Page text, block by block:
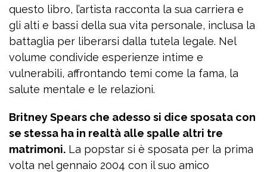
questo libro, l’artista racconta la sua carriera e
gli alti e bassi della sua vita personale, inclusa la
battaglia per liberarsi dalla tutela legale. Nel
volume condivide esperienze intime e
vulnerabili, affrontando temi come la fama, la
salute mentale e le relazioni.
Britney Spears che adesso si dice sposata con
se stessa ha in realtà alle spalle altri tre
matrimoni. La popstar si è sposata per la prima
volta nel gennaio 2004 con il suo amico